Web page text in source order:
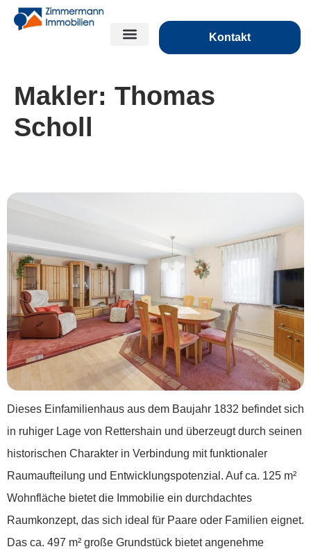
Kontakt
Makler: Thomas
Scholl
Dieses Einfamilienhaus aus dem Baujahr 1832 befindet sich
in ruhiger Lage von Rettershain und überzeugt durch seinen
historischen Charakter in Verbindung mit funktionaler
Raumaufteilung und Entwicklungspotenzial. Auf ca. 125 m²
Wohnfläche bietet die Immobilie ein durchdachtes
Raumkonzept, das sich ideal für Paare oder Familien eignet.
Das ca. 497 m² große Grundstück bietet angenehme